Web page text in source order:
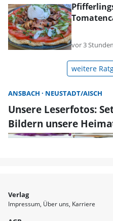
vor 3 Stunden
weitere
ANSBACH NEUSTADT/AISCH
Unsere Leserfotos:
Bildern unsere
Verlag
Impressum Über uns Karriere